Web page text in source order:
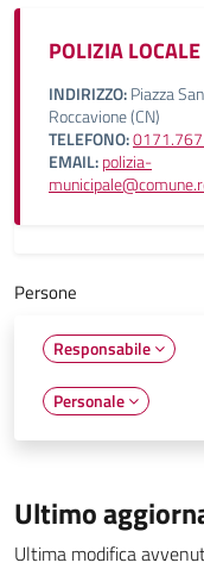
POLIZIA LOCALE
INDIRIZZO:Piazza
Roccavione (CN)
TELEFONO:
EMAIL:polizia-
Persone
Responsabile
Personale
Ultimo
Ultima modifica